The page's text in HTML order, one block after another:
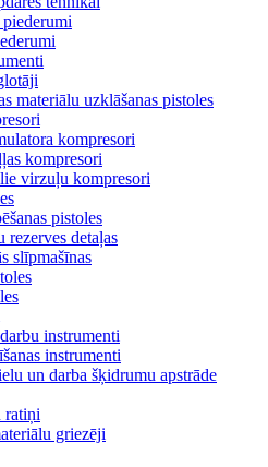
materiālu uzklāšanas pistoles
kompresori
kompresori
virzuļu kompresori
pistoles
rezerves detaļas
slīpmašīnas
instrumenti
instrumenti
un darba šķidrumu apstrāde
ratiņi
griezēji